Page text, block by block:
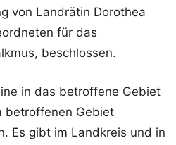
von Landrätin Dorothea
für das
beschlossen.
in das betroffene Gebiet
betroffenen Gebiet
Es gibt im Landkreis und in